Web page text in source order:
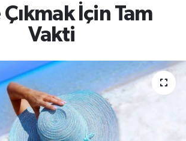
İçin Tam
Vakti
Haberleri